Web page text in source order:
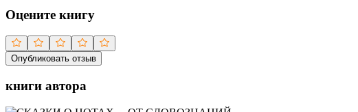
Оцените книгу
Опубликовать отзыв
книги автора